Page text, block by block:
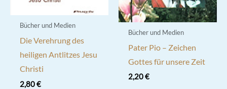
Bücher und Medien
Die Verehrung des
heiligen Antlitzes Jesu
Christi
2,80€
Bücher und Medien
Pater Pio – Zeichen
Gottes für unsere Zeit
2,20€